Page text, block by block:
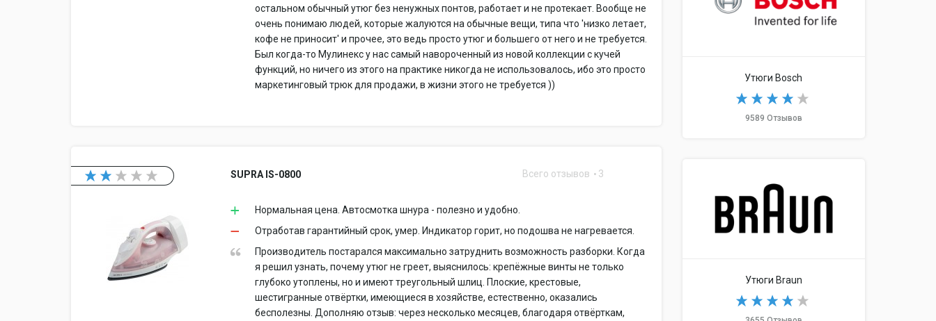
остальном обычный утюг без ненужных понтов, работает и не протекает. Вообще не
очень понимаю людей, которые жалуются на обычные вещи, типа что 'низко летает,
кофе не приносит' и прочее, это ведь просто утюг и большего от него и не требуется.
Был когда-то Мулинекс у нас самый навороченный из новой коллекции с кучей
функций, но ничего из этого на практике никогда не использовалось, ибо это просто
маркетинговый трюк для продажи, в жизни этого не требуется ))
SUPRA IS-0800 Всего отзывов 3
Нормальная цена. Автосмотка шнура - полезно и удобно.
Отработав гарантийный срок, умер. Индикатор горит, но подошва не нагревается.
Производитель постарался максимально затруднить возможность разборки. Когда
я решил узнать, почему утюг не греет, выяснилось: крепёжные винты не только
глубоко утоплены, но и имеют треугольный шлиц. Плоские, крестовые,
шестигранные отвёртки, имеющиеся в хозяйстве, естественно, оказались
бесполезны. Дополняю отзыв: через несколько месяцев, благодаря отвёрткам,
Утюги Bosch
9589 Отзывов
Утюги Braun